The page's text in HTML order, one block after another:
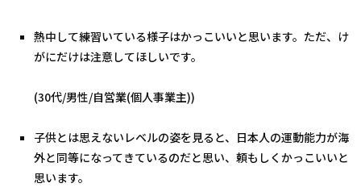
熱中して練習いている様子はかっこいいと思います。ただ、け
がにだけは注意してほしいです。
(30代/男性/自営業(個人事業主))
子供とは思えないレベルの姿を見ると、日本人の運動能力が海
外と同等になってきているのだと思い、頼もしくかっこいいと
思います。